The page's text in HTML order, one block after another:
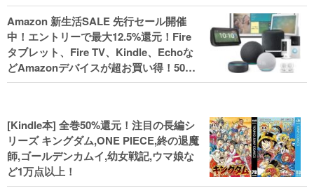
Amazon 新生活SALE 先行セール開催
中！エントリーで最大12.5%還元！Fire
タブレット、Fire TV、Kindle、Echoな
どAmazonデバイスが超お買い得！50%
還元！Kindle本 新生活フェアなど！
[Kindle本] 全巻50%還元！注目の長編シ
リーズ キングダム,ONE PIECE,終の退魔
師,ゴールデンカムイ,幼女戦記,ウマ娘な
ど1万点以上！